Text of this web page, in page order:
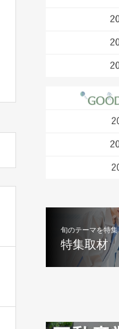
旬のテーマを特
特集取材